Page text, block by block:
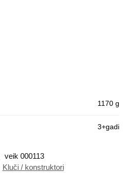
1170 g
3+gadi
veik 000113
Kluči / konstruktori